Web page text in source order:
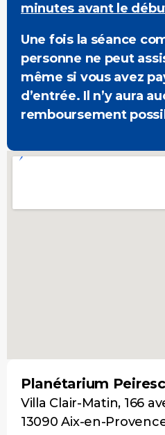
minutes avant le
Une fois la séance
personne ne peut
même si vous avez
d’entrée. Il n’y aura
remboursement
Planétarium Peiresc
Villa Clair-Matin, 166
13090 Aix-en-